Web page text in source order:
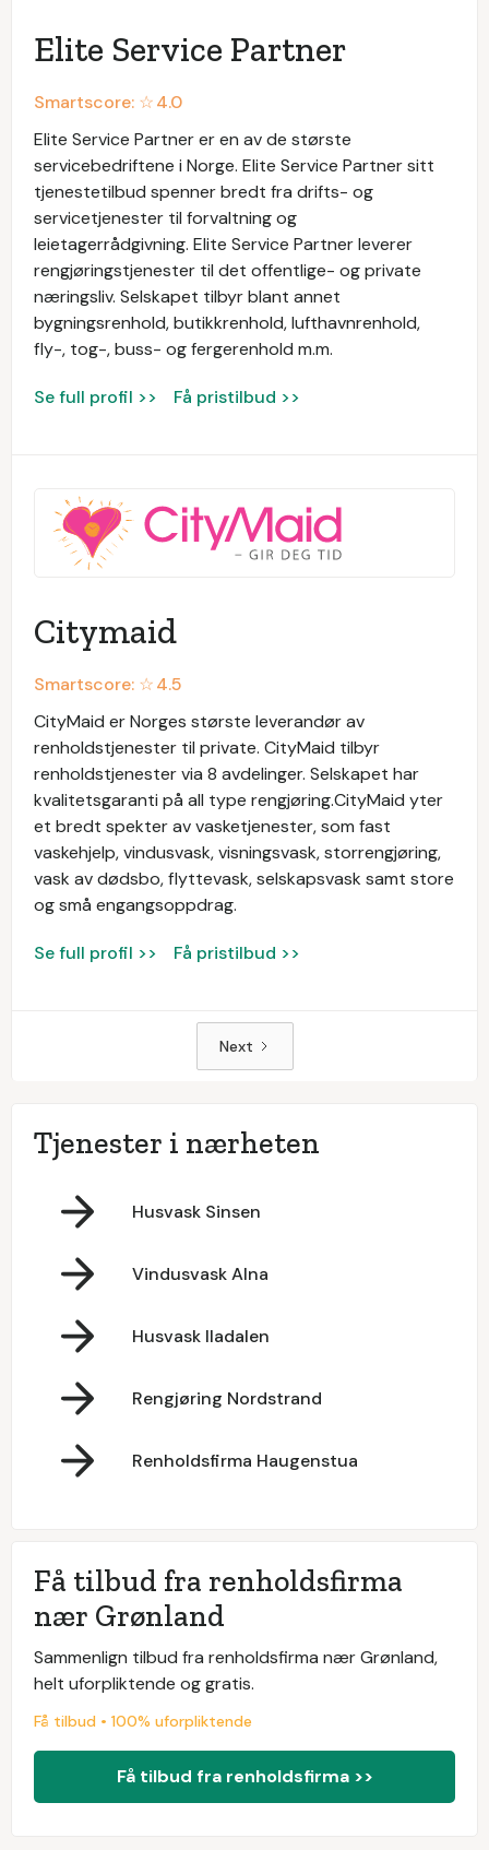
Elite Service Partner
Smartscore: ☆4.0
Elite Service Partner er en av de største
servicebedriftene i Norge. Elite Service Partner sitt
tjenestetilbud spenner bredt fra drifts- og
servicetjenester til forvaltning og
leietagerrådgivning. Elite Service Partner leverer
rengjøringstjenester til det offentlige- og private
næringsliv. Selskapet tilbyr blant annet
bygningsrenhold, butikkrenhold, lufthavnrenhold,
fly-, tog-, buss- og fergerenhold m.m.
Se full profil >> Få pristilbud >>
Citymaid
Smartscore: ☆4.5
CityMaid er Norges største leverandør av
renholdstjenester til private. CityMaid tilbyr
renholdstjenester via 8 avdelinger. Selskapet har
kvalitetsgaranti på all type rengjøring.CityMaid yter
et bredt spekter av vasketjenester, som fast
vaskehjelp, vindusvask, visningsvask, storrengjøring,
vask av dødsbo, flyttevask, selskapsvask samt store
og små engangsoppdrag.
Se full profil >> Få pristilbud >>
Next
Tjenester i nærheten
Husvask Sinsen
Vindusvask Alna
Husvask Iladalen
Rengjøring Nordstrand
Renholdsfirma Haugenstua
Få tilbud fra renholdsfirma
nær Grønland
Sammenlign tilbud fra renholdsfirma nær Grønland,
helt uforpliktende og gratis.
Få tilbud • 100% uforpliktende
Få tilbud fra renholdsfirma >>